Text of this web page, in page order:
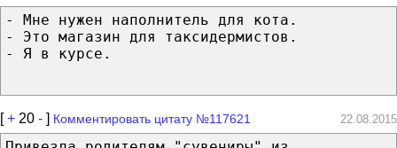
- Мне нужен наполнитель для кота.
- Это магазин для таксидермистов.
- Я в курсе.
[+ 20 - ] Комментировать цитату №117621 22.08.2015